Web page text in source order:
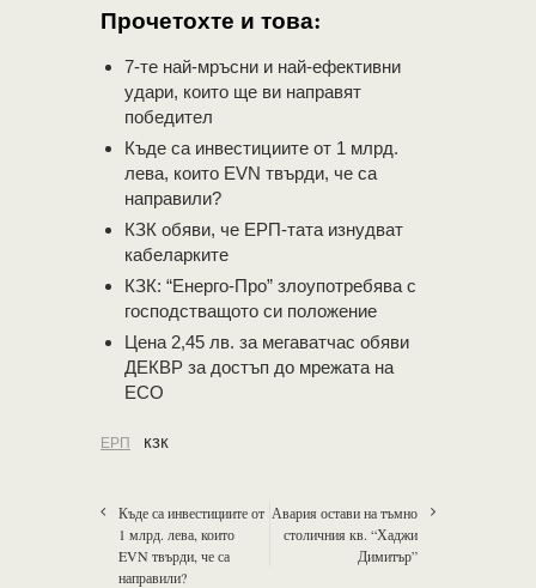
Прочетохте и това:
7-те най-мръсни и най-ефективни
удари, които ще ви направят
победител
Къде са инвестициите от 1 млрд.
лева, които EVN твърди, че са
направили?
КЗК обяви, че ЕРП-тата изнудват
кабеларките
КЗК: “Енерго-Про” злоупотребява с
господстващото си положение
Цена 2,45 лв. за мегаватчас обяви
ДЕКВР за достъп до мрежата на
ЕСО
ЕРП кзк
Къде са инвестициите от
1 млрд. лева, които
EVN твърди, че са
направили?
Авария остави на тъмно
столичния кв. “Хаджи
Димитър”